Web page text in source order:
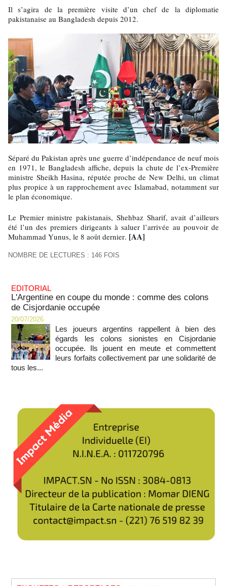
Il s’agira de la première visite d’un chef de la diplomatie
pakistanaise au Bangladesh depuis 2012.
Séparé du Pakistan après une guerre d’indépendance de neuf mois
en 1971, le Bangladesh affiche, depuis la chute de l’ex-Première
ministre Sheikh Hasina, réputée proche de New Delhi, un climat
plus propice à un rapprochement avec Islamabad, notamment sur
le plan économique.
Le Premier ministre pakistanais, Shehbaz Sharif, avait d’ailleurs
été l’un des premiers dirigeants à saluer l’arrivée au pouvoir de
Muhammad Yunus, le 8 août dernier. [AA]
NOMBRE DE LECTURES : 146 FOIS
EDITORIAL
L'Argentine en coupe du monde : comme des colons
de Cisjordanie occupée
20/07/2026
Les joueurs argentins rappellent à bien des
égards les colons sionistes en Cisjordanie
occupée. Ils jouent en meute et commettent
leurs forfaits collectivement par une solidarité de
tous les...